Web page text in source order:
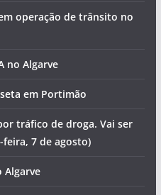
operação de trânsito no
no Algarve
em Portimão
tráfico de droga. Vai ser
7 de agosto)
Algarve